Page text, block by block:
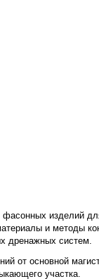
изделий
и методы
дренажных систем.
от основной
участка.